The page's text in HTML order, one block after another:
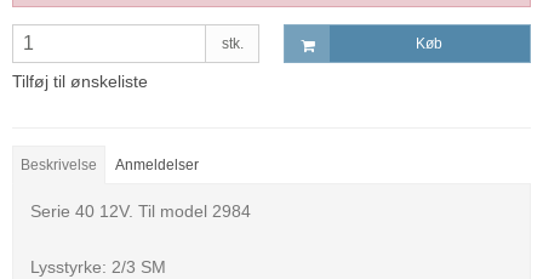
stk. Køb
Tilføj til ønskeliste
Beskrivelse Anmeldelser
Serie 40 12V. Til model 2984
Lysstyrke: 2/3 SM